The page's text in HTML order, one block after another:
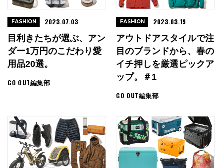
目利きたちが選ぶ、アン
ダー1万円のこだわり愛
用品20選。
GO OUT編集部
FASHION 2023.07.03
アウトドアスタイルで注
目のブランドから、春の
イチ押しを厳選ピックア
ップ。＃1
GO OUT編集部
FASHION 2023.03.19